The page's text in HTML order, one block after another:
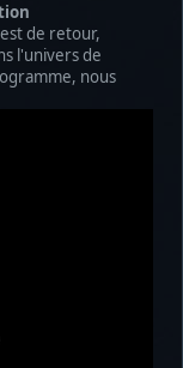
de retour,
l'univers de
nous